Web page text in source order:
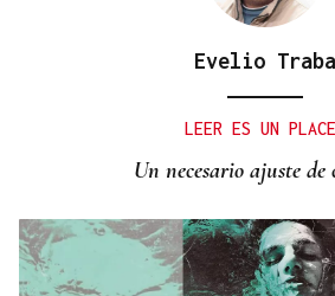
Evelio Traba
LEER ES UN
Un necesario ajuste de